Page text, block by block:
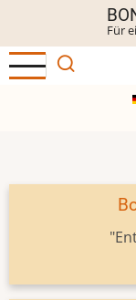
Inhalt
Für